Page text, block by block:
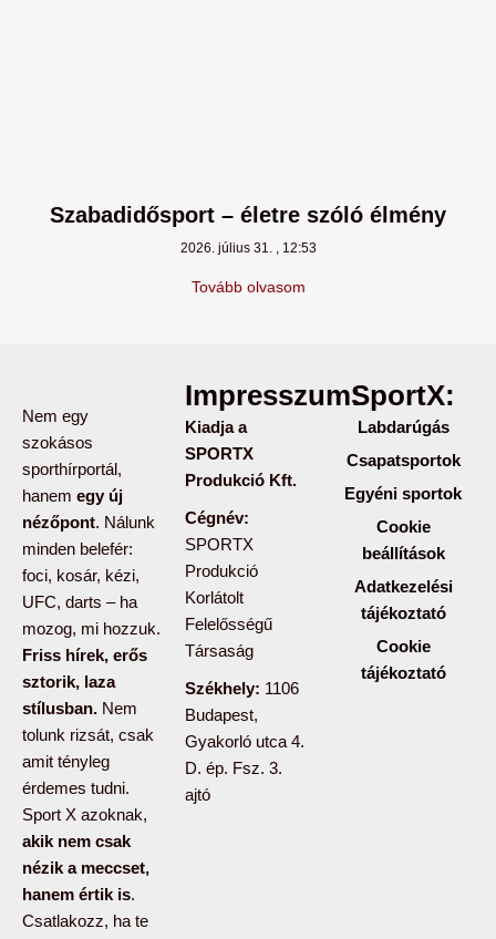
Szabadidősport – életre szóló élmény
2026. július 31. 12:53
Tovább olvasom
Nem egy
szokásos
sporthírportál,
hanem egy új
nézőpont. Nálunk
minden belefér:
foci, kosár, kézi,
UFC, darts – ha
mozog, mi hozzuk.
Friss hírek, erős
sztorik, laza
stílusban. Nem
tolunk rizsát, csak
amit tényleg
érdemes tudni.
Sport X azoknak,
akik nem csak
nézik a meccset,
hanem értik is.
Csatlakozz, ha te
Impresszum:
Kiadja a
SPORTX
Produkció Kft.
Cégnév:
SPORTX
Produkció
Korlátolt
Felelősségű
Társaság
Székhely: 1106
Budapest,
Gyakorló utca 4.
D. ép. Fsz. 3.
ajtó
SportX:
Labdarúgás
Csapatsportok
Egyéni sportok
Cookie
beállítások
Adatkezelési
tájékoztató
Cookie
tájékoztató